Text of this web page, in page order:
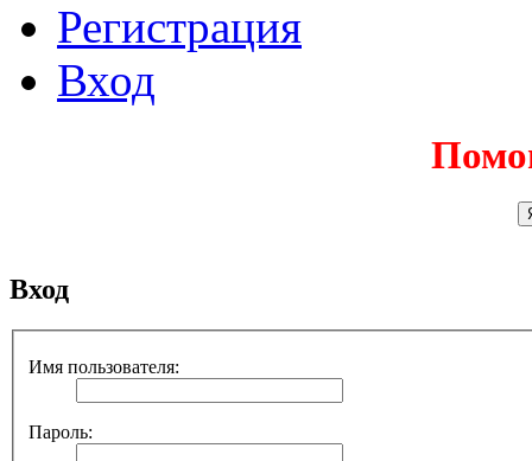
Регистрация
Вход
Вход
Имя пользователя:
Пароль: